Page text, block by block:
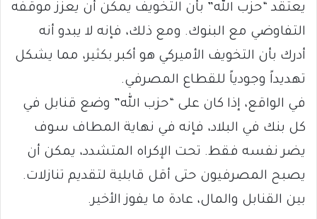
يعتقد “حزب الله” بأن التخويف يمكن أن يعزز موقفه
التفاوضي مع البنوك. ومع ذلك، فإنه لا يبدو أنه
أدرك بأن التخويف الأميركي هو أكبر بكثير، مما يشكل
تهديداً وجودياً للقطاع المصرفي.
في الواقع، إذا كان على “حزب الله” وضع قنابل في
كل بنك في البلاد، فإنه في نهاية المطاف سوف
يضر نفسه فقط. تحت الإكراه المتشدد، يمكن أن
يصبح المصرفيون حتى أقل قابلية لتقديم تنازلات.
بين القنابل والمال، عادة ما يفوز الأخير.